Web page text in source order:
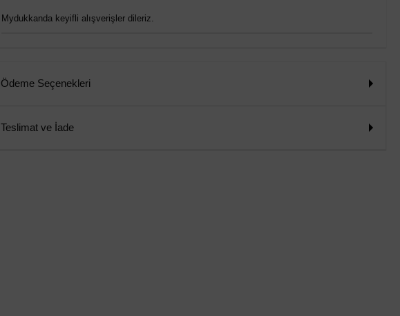
Mydukkanda keyifli alışverişler dileriz.
Ödeme Seçenekleri
Teslimat ve İade